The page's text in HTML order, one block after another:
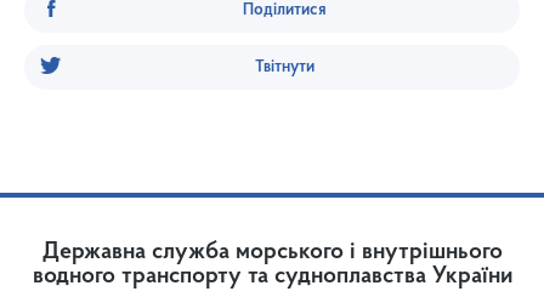
Поділитися
Твітнути
Державна служба морського і внутрішнього
водного транспорту та судноплавства України